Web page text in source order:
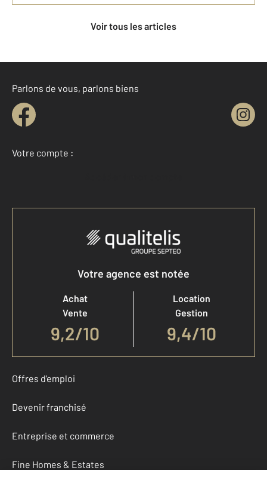
Voir tous les articles
Parlons de vous, parlons biens
Votre compte :
Accéder à mon compte
Votre agence est notée
Achat
Vente
9,2/10
Location
Gestion
9,4/10
Offres d'emploi
Devenir franchisé
Entreprise et commerce
Fine Homes & Estates